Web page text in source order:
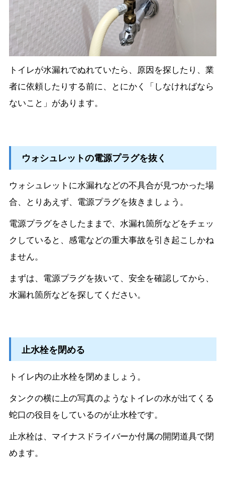
トイレが水漏れでぬれていたら、原因を探したり、業
者に依頼したりする前に、とにかく「しなければなら
ないこと」があります。
ウォシュレットの電源プラグを抜く
ウォシュレットに水漏れなどの不具合が見つかった場
合、とりあえず、電源プラグを抜きましょう。
電源プラグをさしたままで、水漏れ箇所などをチェッ
クしていると、感電などの重大事故を引き起こしかね
ません。
まずは、電源プラグを抜いて、安全を確認してから、
水漏れ箇所などを探してください。
止水栓を閉める
トイレ内の止水栓を閉めましょう。
タンクの横に上の写真のようなトイレの水が出てくる
蛇口の役目をしているのが止水栓です。
止水栓は、マイナスドライバーか付属の開閉道具で閉
めます。